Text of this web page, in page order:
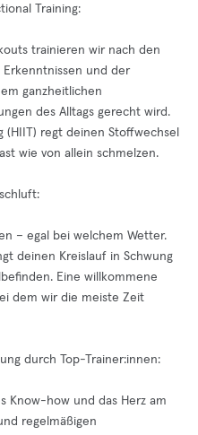
Training:
trainieren wir nach den
und der
ganzheitlichen
des Alltags gerecht wird.
(HIIT) regt deinen Stoffwechsel
wie von allein schmelzen.
– egal bei welchem Wetter.
deinen Kreislauf in Schwung
Eine willkommene
dem wir die meiste Zeit
durch Top-Trainer:innen:
Know-how und das Herz am
regelmäßigen